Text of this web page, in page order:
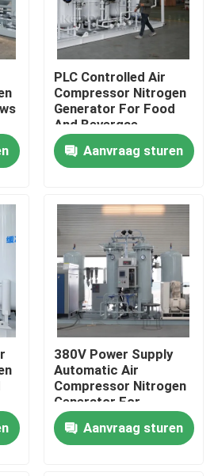
op
PLC Controlled Air
Compressor Nitrogen
Generator For Food
And Bevergae
Aanvraag sturen
380V Power Supply
Automatic Air
Compressor Nitrogen
Generator For
Beverage Filling
Aanvraag sturen